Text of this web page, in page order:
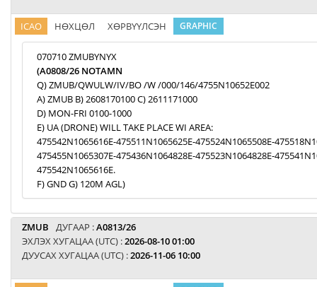
ICAO НӨХЦӨЛ ХӨРВҮҮЛСЭН GRAPHIC
070710 ZMUBYNYX
(A0808/26 NOTAMN
Q) ZMUB/QWULW/IV/BO /W /000/146/4755N10652E002
A) ZMUB B) 2608170100 C) 2611171000
D) MON-FRI 0100-1000
E) UA (DRONE) WILL TAKE PLACE WI AREA:
475542N1065616E-475511N1065625E-475524N1065508E-
475455N1065307E-475436N1064828E-475523N1064828E-
475542N1065616E.
F) GND G) 120M AGL)
ZMUB ДУГААР :A0813/26
ЭХЛЭХ ХУГАЦАА (UTC) :2026-08-10 01:00
ДУУСАХ ХУГАЦАА (UTC) :2026-11-06 10:00